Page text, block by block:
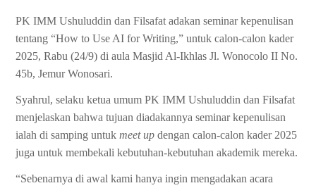
PK IMM Ushuluddin dan Filsafat adakan seminar kepenulisan
tentang “How to Use AI for Writing,” untuk calon-calon kader
2025, Rabu (24/9) di aula Masjid Al-Ikhlas Jl. Wonocolo II No.
45b, Jemur Wonosari.
Syahrul, selaku ketua umum PK IMM Ushuluddin dan Filsafat
menjelaskan bahwa tujuan diadakannya seminar kepenulisan
ialah di samping untuk meet up dengan calon-calon kader 2025
juga untuk membekali kebutuhan-kebutuhan akademik mereka.
“Sebenarnya di awal kami hanya ingin mengadakan acara